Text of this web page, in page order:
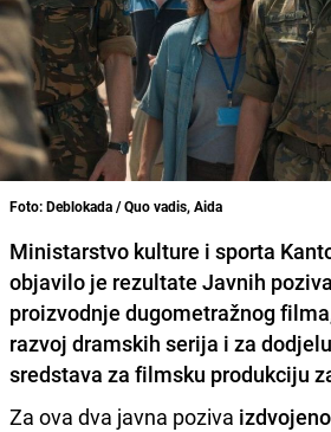
Foto: Deblokada / Quo vadis, Aida
Ministarstvo kulture i sporta
objavilo je rezultate Javnih
proizvodnje dugometražnog
razvoj dramskih serija i za
sredstava za filmsku produkciju
Za ova dva javna poziva